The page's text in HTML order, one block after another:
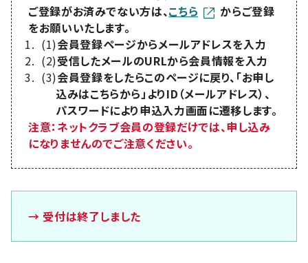
ご登録がお済みでない方は、こちら
からご登録
をお願いいたします。
(1)会員登録ページからメールアドレスを入力
(2)受信したメールのURLから会員情報を入力
(3)会員登録をしたらこのページに戻り、「お申し
込みはこちらから」よりID（メールアドレス）、
パスワードにより申込入力画面に遷移します。
注意：ネットクラブ会員の登録だけでは、申し込み
になりませんのでご注意ください。
→ 受付は終了しました